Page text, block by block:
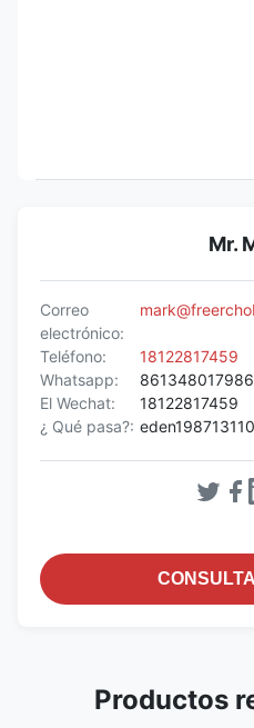
Mr.
Correo
electrónico:
Teléfono:
18122817459
Whatsapp:
El Wechat:
18122817459
¿ Qué pasa?: eden198713110
Productos